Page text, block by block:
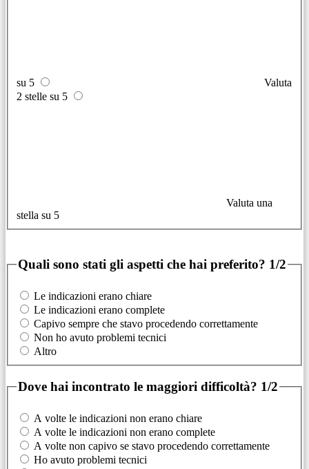
su 5
Valuta
2 stelle su 5
Valuta una
stella su 5
Quali sono stati gli aspetti che hai preferito? 1/2
Le indicazioni erano chiare
Le indicazioni erano complete
Capivo sempre che stavo procedendo correttamente
Non ho avuto problemi tecnici
Altro
Dove hai incontrato le maggiori difficoltà? 1/2
A volte le indicazioni non erano chiare
A volte le indicazioni non erano complete
A volte non capivo se stavo procedendo correttamente
Ho avuto problemi tecnici